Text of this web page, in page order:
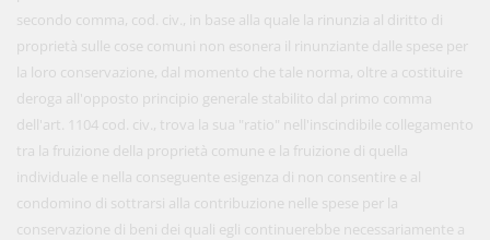
secondo comma, cod. civ., in base alla quale la rinunzia al diritto di
proprietà sulle cose comuni non esonera il rinunziante dalle spese per
la loro conservazione, dal momento che tale norma, oltre a costituire
deroga all'opposto principio generale stabilito dal primo comma
dell'art. 1104 cod. civ., trova la sua "ratio" nell'inscindibile collegamento
tra la fruizione della proprietà comune e la fruizione di quella
individuale e nella conseguente esigenza di non consentire e al
condomino di sottrarsi alla contribuzione nelle spese per la
conservazione di beni dei quali egli continuerebbe necessariamente a